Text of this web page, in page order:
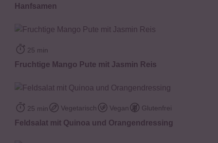
Hanfsamen
25 min
Fruchtige Mango Pute mit Jasmin Reis
25 min Vegetarisch Vegan Glutenfrei
Feldsalat mit Quinoa und Orangendressing